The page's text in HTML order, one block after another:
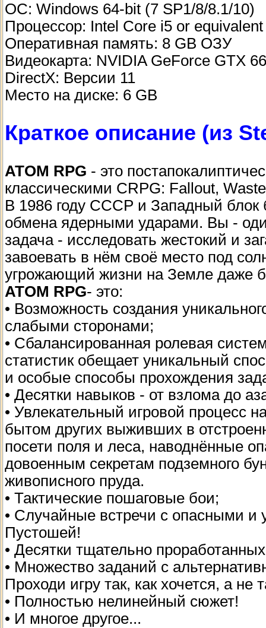
ОС: Windows 64-bit (7 SP1/8/8.1/10)
Процессор: Intel Core i5 or equivalent
Оперативная память: 8 GB ОЗУ
Видеокарта: NVIDIA GeForce GTX
DirectX: Версии 11
Место на диске: 6 GB
Краткое описание (из
ATOM RPG - это
классическими CRPG: Fallout,
В 1986 году СССР и Западный блок
обмена ядерными ударами. Вы -
задача - исследовать жестокий и
завоевать в нём своё место под
угрожающий жизни на Земле даже
ATOM RPG- это:
• Возможность создания
слабыми сторонами;
• Сбалансированная ролевая
статистик обещает уникальный
и особые способы прохождения
• Десятки навыков - от взлома до
• Увлекательный игровой процесс
бытом других выживших в
посети поля и леса, наводнённые
довоенным секретам подземного
живописного пруда.
• Тактические пошаговые бои;
• Случайные встречи с опасными
Пустошей!
• Десятки тщательно
• Множество заданий с
Проходи игру так, как хочется, а не
• Полностью нелинейный сюжет!
• И многое другое...